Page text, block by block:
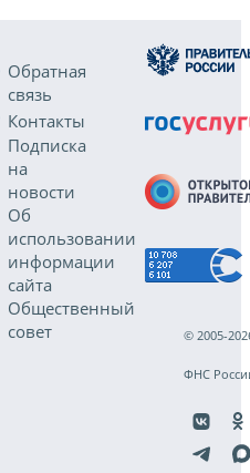
Обратная
связь
Контакты
Подписка
на
новости
Об
использовании
информации
сайта
Общественный
совет
© 2005-
ФНС